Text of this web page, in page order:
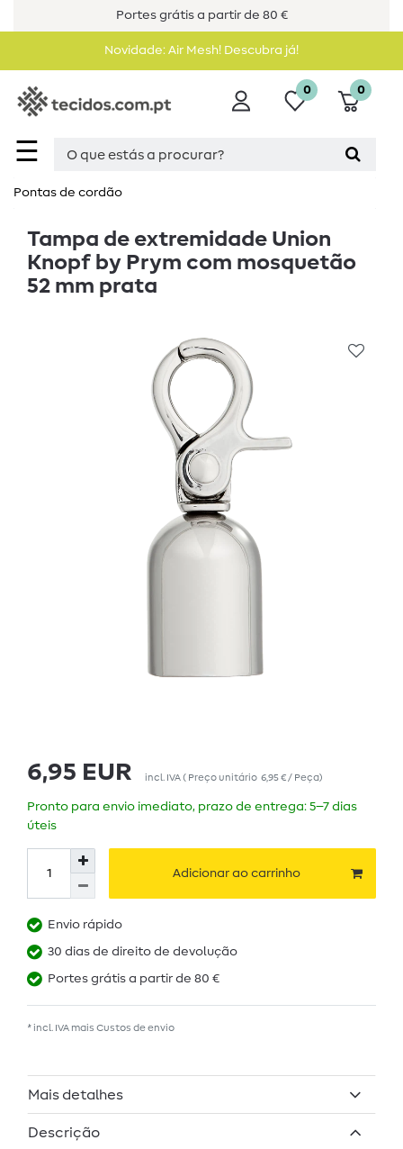
Portes grátis a partir de 80 €
Novidade: Air Mesh! Descubra já!
☰
0 0
Pontas de cordão
Tampa de extremidade Union
Knopf by Prym com mosquetão
52 mm prata
6,95 EUR incl. IVA( Preço unitário 6,95 € / Peça)
Pronto para envio imediato, prazo de entrega: 5–7 dias
úteis
Adicionar ao carrinho
Envio rápido
30 dias de direito de devolução
Portes grátis a partir de 80 €
* incl. IVA mais Custos de envio
Mais detalhes
Descrição